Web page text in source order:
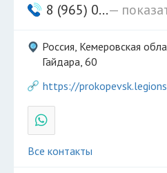
8 (965) 0...—
Россия, Кемеровская
Гайдара, 60
https://
Все контакты